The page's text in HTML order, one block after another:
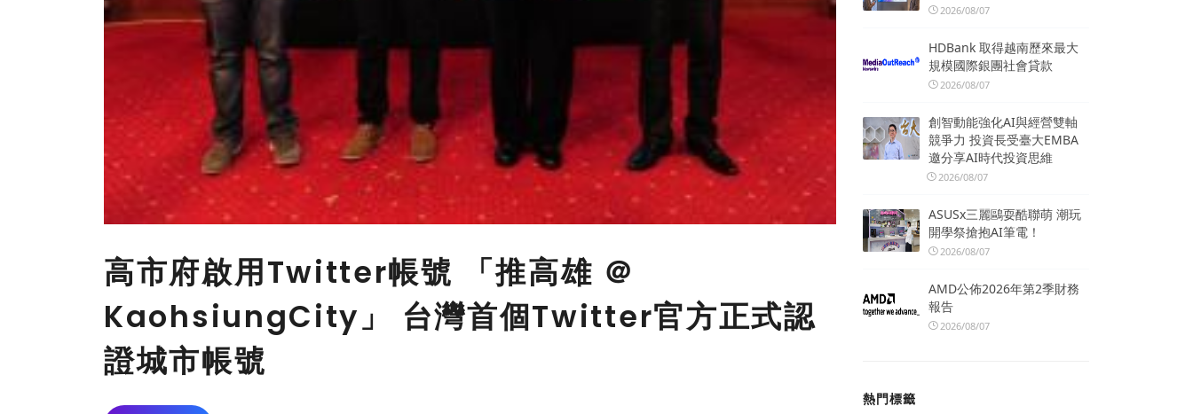
高市府啟用Twitter帳號 「推高雄 ＠
KaohsiungCity」 台灣首個Twitter官方正式認
證城市帳號
2026/08/07
HDBank 取得越南歷來最大
規模國際銀團社會貸款
2026/08/07
創智動能強化AI與經營雙軸
競爭力 投資長受臺大EMBA
邀分享AI時代投資思維
2026/08/07
ASUSx三麗鷗耍酷聯萌 潮玩
開學祭搶抱AI筆電！
2026/08/07
AMD公佈2026年第2季財務
報告
2026/08/07
熱門標籤